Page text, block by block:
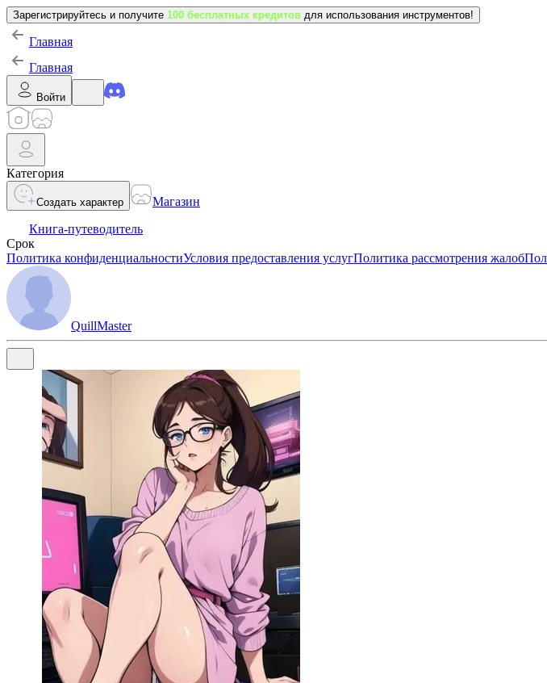
Зарегистрируйтесь и получите 100 бесплатных кредитов для использования инструментов!
Главная
Главная
Войти
Категория
Создать характер
Магазин
Книга-путеводитель
Срок
Политика конфиденциальностиУсловия предоставления услугПолитика рассмотрения жалоб
QuillMaster